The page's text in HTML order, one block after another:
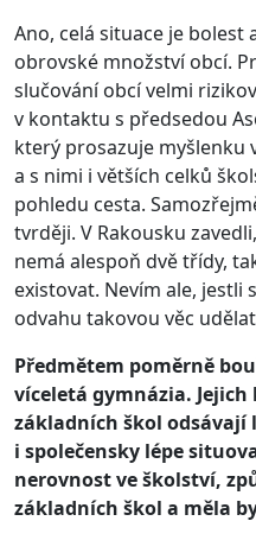
Ano, celá situace je bolest
obrovské množství obcí.
slučování obcí velmi
v kontaktu s předsedou
který prosazuje myšlenku
a s nimi i větších celků
pohledu cesta.
tvrději. V Rakousku
nemá alespoň dvě třídy,
existovat. Nevím ale,
odvahu takovou věc
Předmětem poměrně
víceletá gymnázia.
základních škol odsávají
i společensky lépe
nerovnost ve školství,
základních škol a měla